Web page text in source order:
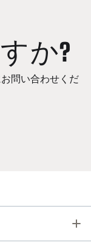
か?
問い合わせくだ